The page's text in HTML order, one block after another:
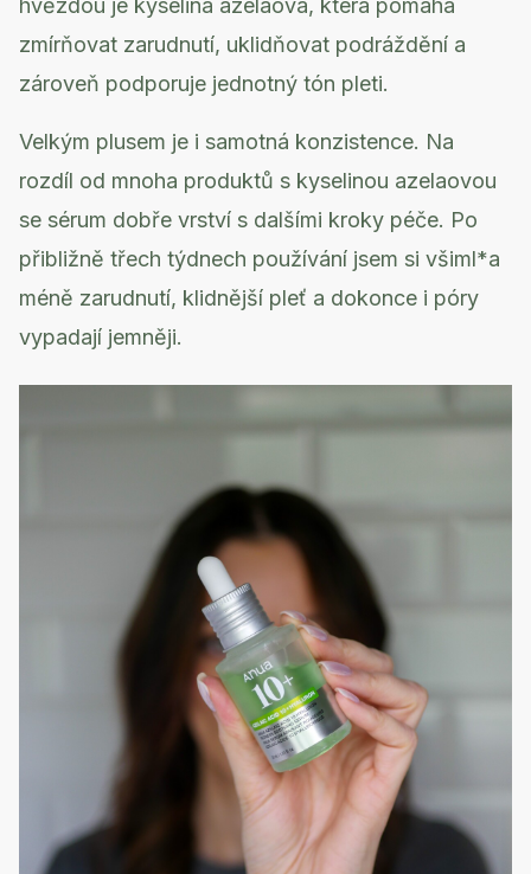
zmírňovat zarudnutí, uklidňovat podráždění a
zároveň podporuje jednotný tón pleti.
Velkým plusem je i samotná konzistence. Na
rozdíl od mnoha produktů s kyselinou azelaovou
se sérum dobře vrství s dalšími kroky péče. Po
přibližně třech týdnech používání jsem si všiml*a
méně zarudnutí, klidnější pleť a dokonce i póry
vypadají jemněji.